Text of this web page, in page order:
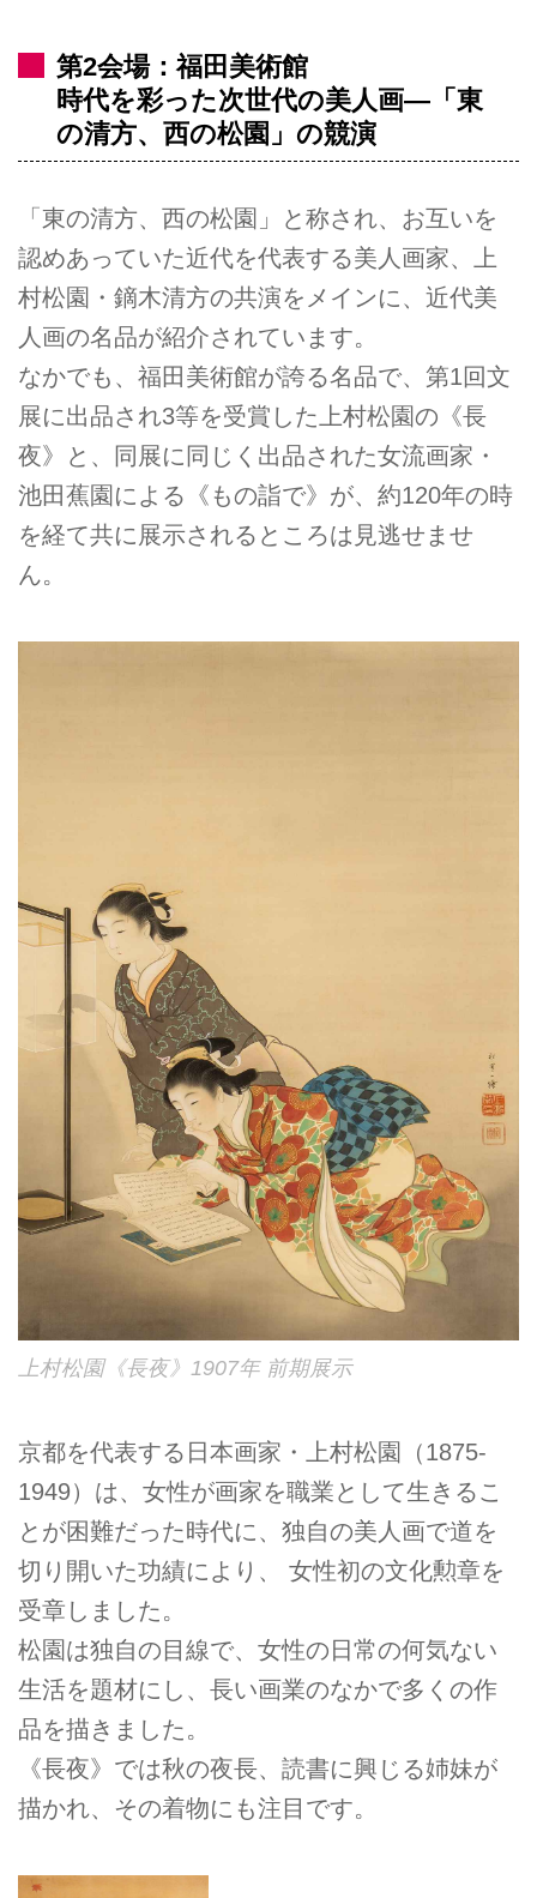
第2会場：福田美術館
時代を彩った次世代の美人画—「東
の清方、西の松園」の競演
「東の清方、西の松園」と称され、お互いを
認めあっていた近代を代表する美人画家、上
村松園・鏑木清方の共演をメインに、近代美
人画の名品が紹介されています。
なかでも、福田美術館が誇る名品で、第1回文
展に出品され3等を受賞した上村松園の《長
夜》と、同展に同じく出品された女流画家・
池田蕉園による《もの詣で》が、約120年の時
を経て共に展示されるところは見逃せませ
ん。
上村松園《長夜》1907年 前期展示
京都を代表する日本画家・上村松園（1875-
1949）は、女性が画家を職業として生きるこ
とが困難だった時代に、独自の美人画で道を
切り開いた功績により、 女性初の文化勲章を
受章しました。
松園は独自の目線で、女性の日常の何気ない
生活を題材にし、長い画業のなかで多くの作
品を描きました。
《長夜》では秋の夜長、読書に興じる姉妹が
描かれ、その着物にも注目です。